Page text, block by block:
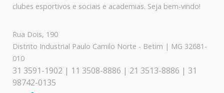
clubes esportivos e sociais e academias. Seja bem-vindo!
Rua Dois, 190
Distrito Industrial Paulo Camilo Norte - Betim | MG 32681-
010
31 3591-1902 | 11 3508-8886 | 21 3513-8886 | 31
98742-0135